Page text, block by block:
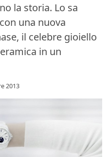
la storia. Lo sa
una nuova
il celebre gioiello
in un
2013